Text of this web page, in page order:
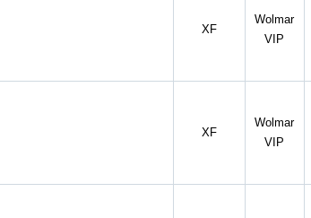
XF
Wolmar
VIP
XF
Wolmar
VIP